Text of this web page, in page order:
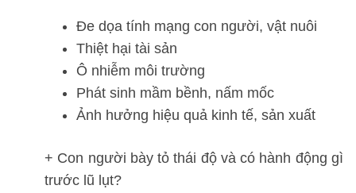
Đe dọa tính mạng con người, vật nuôi
Thiệt hại tài sản
Ô nhiễm môi trường
Phát sinh mầm bềnh, nấm mốc
Ảnh hưởng hiệu quả kinh tế, sản xuất
+ Con người bày tỏ thái độ và có hành động gì
trước lũ lụt?